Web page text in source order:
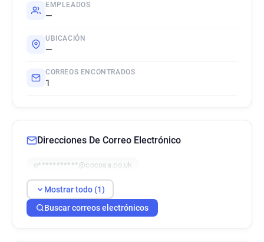
EMPLEADOS
—
UBICACIÓN
—
CORREOS ENCONTRADOS
1
Direcciones De Correo Electrónico
o***********@cocosa.co.uk
Mostrar todo (1)
Buscar correos electrónicos